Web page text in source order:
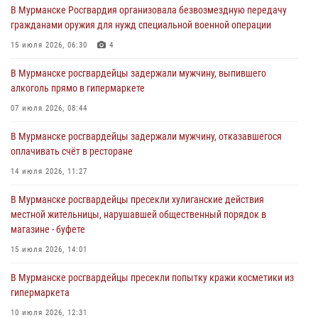
Сотрудники Росгвардии провели инструктаж по
антитеррористической защищенности для членов избирательных
31 июля 2026, 08:48 3
Сотрудники Росгвардии задержали мужчину, не оплатившего счет в
30 июля 2026, 14:09
В Управлении Росгвардии по Мурманской области прошло пожарно-
30 июля 2026, 14:05
В Управлении Росгвардии по Мурманской области состоялось
богослужение, посвященное Дню памяти святого
29 июля 2026, 12:17 4
В Мурманске Росгвардия организовала безвозмездную передачу
гражданами оружия для нужд специальной военной операции
15 июля 2026, 06:30 4
В Мурманске росгвардейцы задержали мужчину, выпившего
алкоголь прямо в гипермаркете
07 июля 2026, 08:44
В Мурманске росгвардейцы задержали мужчину, отказавшегося
оплачивать счёт в ресторане
14 июля 2026, 11:27
В Мурманске росгвардейцы пресекли хулиганские действия
местной жительницы, нарушавшей общественный порядок в
магазине - буфете
15 июля 2026, 14:01
В Мурманске росгвардейцы пресекли попытку кражи косметики из
гипермаркета
10 июля 2026, 12:31